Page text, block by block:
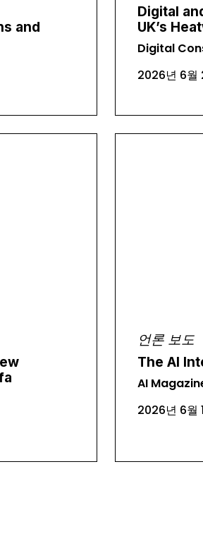
and
Digital
UK’s
Digital
2026년 6월
언론 보도
The AI
AI
2026년 6월